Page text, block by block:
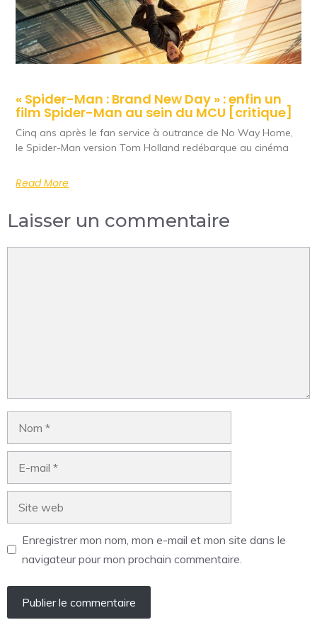
« Spider-Man : Brand New Day » : enfin un
film Spider-Man au sein du MCU [critique]
Cinq ans après le fan service à outrance de No Way Home,
le Spider-Man version Tom Holland redébarque au cinéma
Read More
Laisser un commentaire
Enregistrer mon nom, mon e-mail et mon site dans le
navigateur pour mon prochain commentaire.